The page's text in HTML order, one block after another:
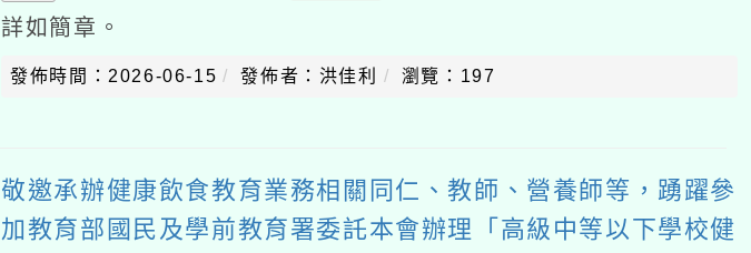
詳如簡章。
發佈時間：2026-06-15 發佈者：洪佳利 瀏覽：197
敬邀承辦健康飲食教育業務相關同仁、教師、營養師等，踴躍參
加教育部國民及學前教育署委託本會辦理「高級中等以下學校健